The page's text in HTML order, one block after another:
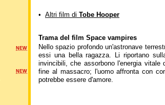
• Altri film di Tobe Hooper
Trama del film Space vampires
Nello spazio profondo un'astronave
essi una bella ragazza. Li riportano
invincibili, che assorbono l'energia
fine al massacro; l'uomo affronta con
potrebbe essere d'amore.
NEW
NEW